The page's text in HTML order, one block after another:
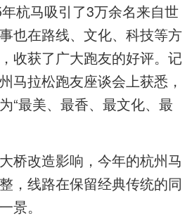
马吸引了3万余名来自世
也在路线、文化、科技等方
收获了广大跑友的好评。记
马拉松跑友座谈会上获悉，
“最美、最香、最文化、最
改造影响，今年的杭州马
，线路在保留经典传统的同
景。